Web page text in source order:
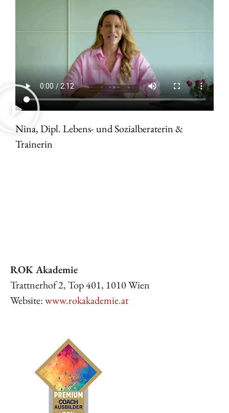
Nina, Dipl. Lebens- und Sozialberaterin &
Trainerin
ROK Akademie
Trattnerhof 2, Top 401, 1010 Wien
Website:www.rokakademie.at